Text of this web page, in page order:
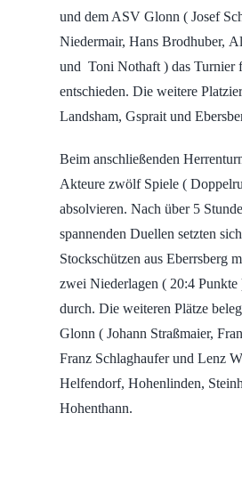
und dem ASV Glonn ( Josef
Niedermair, Hans Brodhuber,
und Toni Nothaft ) das Turnier
entschieden. Die weitere
Landsham, Gsprait und
Beim anschließenden
Akteure zwölf Spiele (
absolvieren. Nach über 5
spannenden Duellen setzten
Stockschützen aus Eberrsberg
zwei Niederlagen ( 20:4 Punkte
durch. Die weiteren Plätze
Glonn ( Johann Straßmaier,
Franz Schlaghaufer und Lenz
Helfendorf, Hohenlinden,
Hohenthann.